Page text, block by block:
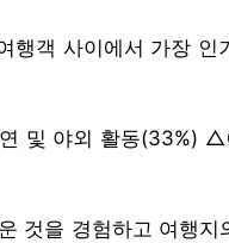
행객 사이에서 가장 인
및 야외 활동(33%) △
것을 경험하고 여행지